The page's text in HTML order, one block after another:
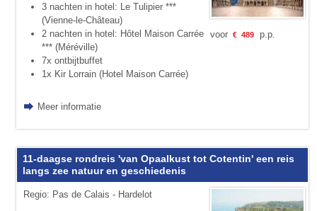
3 nachten in hotel: Le Tulipier ***
(Vienne-le-Château)
2 nachten in hotel: Hôtel Maison Carrée
*** (Méréville)
7x ontbijtbuffet
1x Kir Lorrain (Hotel Maison Carrée)
Meer informatie
voor € 489p.p.
11-daagse rondreis 'van Opaalkust tot Cotentin' een reis
langs zee natuur en geschiedenis
Regio: Pas de Calais - Hardelot